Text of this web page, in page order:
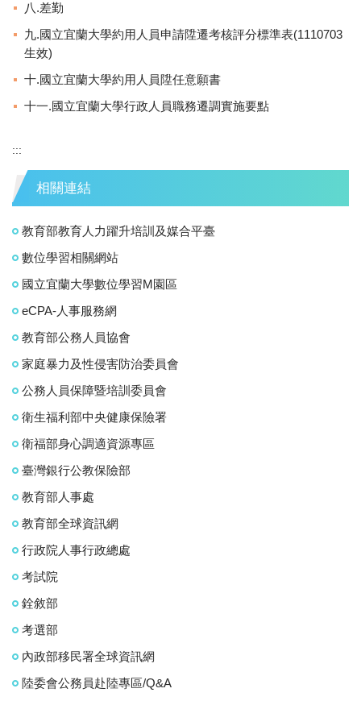
八.差勤
九.國立宜蘭大學約用人員申請陞遷考核評分標準表(1110703
生效)
十.國立宜蘭大學約用人員陞任意願書
十一.國立宜蘭大學行政人員職務遷調實施要點
:::
相關連結
教育部教育人力躍升培訓及媒合平臺
數位學習相關網站
國立宜蘭大學數位學習M園區
eCPA-人事服務網
教育部公務人員協會
家庭暴力及性侵害防治委員會
公務人員保障暨培訓委員會
衛生福利部中央健康保險署
衛福部身心調適資源專區
臺灣銀行公教保險部
教育部人事處
教育部全球資訊網
行政院人事行政總處
考試院
銓敘部
考選部
內政部移民署全球資訊網
陸委會公務員赴陸專區/Q&A